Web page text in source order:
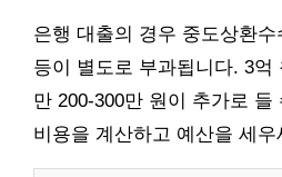
은행 대출의 경우 중도상환수
등이 별도로 부과됩니다. 3억
만 200-300만 원이 추가로 들
비용을 계산하고 예산을 세우